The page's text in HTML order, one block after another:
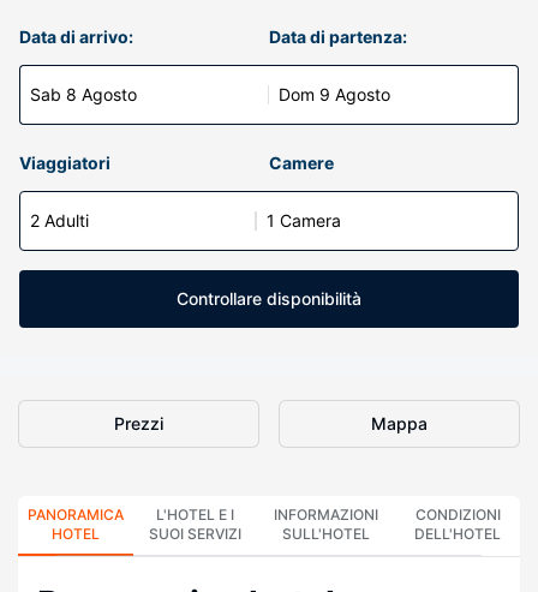
Data di arrivo:
Sab 8 Agosto
Data di partenza:
Dom 9 Agosto
Viaggiatori Camere
2 Adulti 1 Camera
Controllare disponibilità
Prezzi Mappa
PANORAMICA
HOTEL
L'HOTEL E I
SUOI SERVIZI
INFORMAZIONI
SULL'HOTEL
CONDIZIONI
DELL'HOTEL